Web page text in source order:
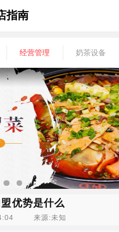
指南
经营管理 奶茶设备
优势是什么
来源:未知